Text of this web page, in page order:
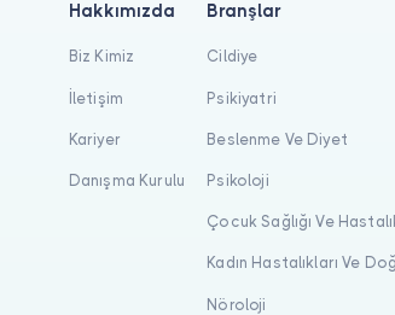
Hakkımızda
Biz Kimiz
İletişim
Kariyer
Danışma Kurulu
Branşlar
Cildiye
Psikiyatri
Beslenme Ve Diyet
Psikoloji
Çocuk Sağlığı Ve
Kadın Hastalıkları Ve
Nöroloji